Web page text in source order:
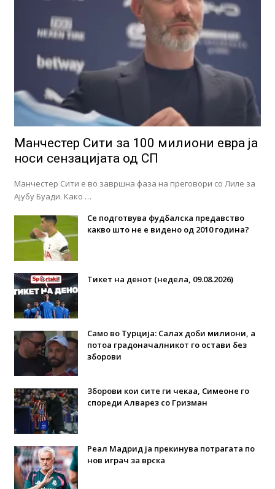
Манчестер Сити за 100 милиони евра ја
носи сензацијата од СП
Манчестер Сити е во завршна фаза на преговори со Лиле за
Ајубу Буади. Како …
Се подготвува фудбалска предавство
какво што не е видено од 2010 година?
Тикет на денот (недела, 09.08.2026)
Само во Турција: Салах доби милиони, а
потоа градоначалникот го остави без
зборови
Зборови кои сите ги чекаа, Симеоне го
спореди Алварез со Гризман
Реал Мадрид ја прекинува потрагата по
нов играч за врска